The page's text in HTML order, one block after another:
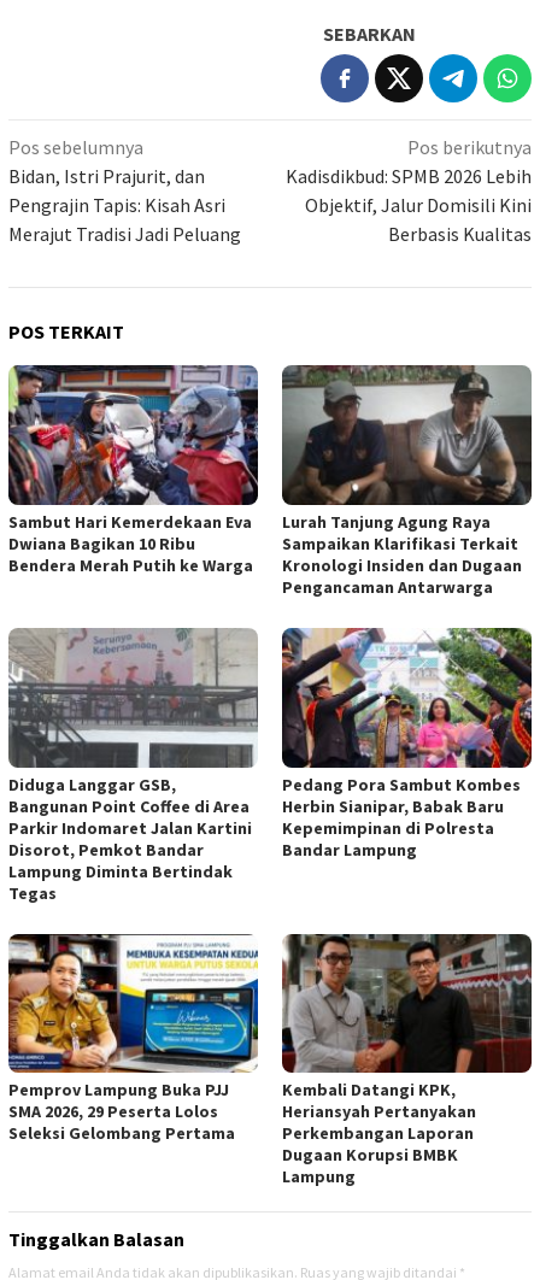
SEBARKAN
Navigasi
pos
Pos sebelumnya
Bidan, Istri Prajurit, dan
Pengrajin Tapis: Kisah Asri
Merajut Tradisi Jadi Peluang
Pos berikutnya
Kadisdikbud: SPMB 2026 Lebih
Objektif, Jalur Domisili Kini
Berbasis Kualitas
POS TERKAIT
Sambut Hari Kemerdekaan Eva
Dwiana Bagikan 10 Ribu
Bendera Merah Putih ke Warga
Lurah Tanjung Agung Raya
Sampaikan Klarifikasi Terkait
Kronologi Insiden dan Dugaan
Pengancaman Antarwarga
Diduga Langgar GSB,
Bangunan Point Coffee di Area
Parkir Indomaret Jalan Kartini
Disorot, Pemkot Bandar
Lampung Diminta Bertindak
Tegas
Pedang Pora Sambut Kombes
Herbin Sianipar, Babak Baru
Kepemimpinan di Polresta
Bandar Lampung
Pemprov Lampung Buka PJJ
SMA 2026, 29 Peserta Lolos
Seleksi Gelombang Pertama
Kembali Datangi KPK,
Heriansyah Pertanyakan
Perkembangan Laporan
Dugaan Korupsi BMBK
Lampung
Tinggalkan Balasan
Alamat email Anda tidak akan dipublikasikan. Ruas yang wajib ditandai *